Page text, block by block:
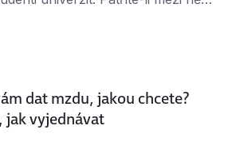
příjem. Chcete vědět, jakou
výzkum portálu Platy.cz, …
dat mzdu, jakou chcete?
jak vyjednávat